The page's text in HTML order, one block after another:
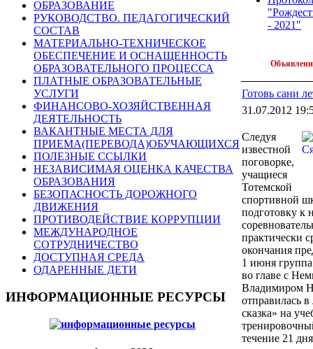
ОБРАЗОВАНИЕ
РУКОВОДСТВО. ПЕДАГОГИЧЕСКИЙ
СОСТАВ
МАТЕРИАЛЬНО-ТЕХНИЧЕСКОЕ
ОБЕСПЕЧЕНИЕ И ОСНАЩЕННОСТЬ
ОБРАЗОВАТЕЛЬНОГО ПРОЦЕССА
ПЛАТНЫЕ ОБРАЗОВАТЕЛЬНЫЕ
УСЛУГИ
ФИНАНСОВО-ХОЗЯЙСТВЕННАЯ
ДЕЯТЕЛЬНОСТЬ
ВАКАНТНЫЕ МЕСТА ДЛЯ
ПРИЕМА(ПЕРЕВОДА)ОБУЧАЮЩИХСЯ
ПОЛЕЗНЫЕ ССЫЛКИ
НЕЗАВИСИМАЯ ОЦЕНКА КАЧЕСТВА
ОБРАЗОВАНИЯ
БЕЗОПАСНОСТЬ ДОРОЖНОГО
ДВИЖЕНИЯ
ПРОТИВОДЕЙСТВИЕ КОРРУПЦИИ
МЕЖДУНАРОДНОЕ
СОТРУДНИЧЕСТВО
ДОСТУПНАЯ СРЕДА
ОДАРЕННЫЕ ДЕТИ
ИНФОРМАЦИОННЫЕ РЕСУРСЫ
- 2021"
Готовь сани
31.07.2012
Следуя
известной
поговорке,
учащиеся
Тотемской
спортивной
подготовку к
практически
окончания
1 июня
во главе с
Владимиром
отправилась в
сказка» на
течение 21